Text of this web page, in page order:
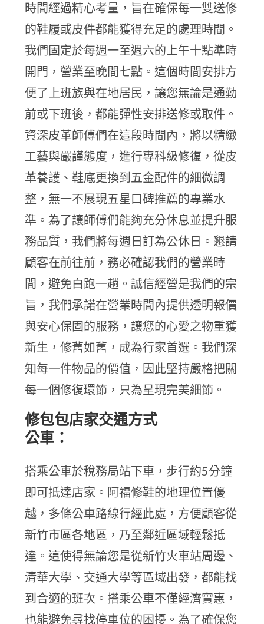
時間經過精心考量，旨在確保每一雙送修
的鞋履或皮件都能獲得充足的處理時間。
我們固定於每週一至週六的上午十點準時
開門，營業至晚間七點。這個時間安排方
便了上班族與在地居民，讓您無論是通勤
前或下班後，都能彈性安排送修或取件。
資深皮革師傅們在這段時間內，將以精緻
工藝與嚴謹態度，進行專科級修復，從皮
革養護、鞋底更換到五金配件的細微調
整，無一不展現五星口碑推薦的專業水
準。為了讓師傅們能夠充分休息並提升服
務品質，我們將每週日訂為公休日。懇請
顧客在前往前，務必確認我們的營業時
間，避免白跑一趟。誠信經營是我們的宗
旨，我們承諾在營業時間內提供透明報價
與安心保固的服務，讓您的心愛之物重獲
新生，修舊如舊，成為行家首選。我們深
知每一件物品的價值，因此堅持嚴格把關
每一個修復環節，只為呈現完美細節。
修包包店家交通方式
公車：
搭乘公車於稅務局站下車，步行約5分鐘
即可抵達店家。阿福修鞋的地理位置優
越，多條公車路線行經此處，方便顧客從
新竹市區各地區，乃至鄰近區域輕鬆抵
達。這使得無論您是從新竹火車站周邊、
清華大學、交通大學等區域出發，都能找
到合適的班次。搭乘公車不僅經濟實惠，
也能避免尋找停車位的困擾。為了確保您